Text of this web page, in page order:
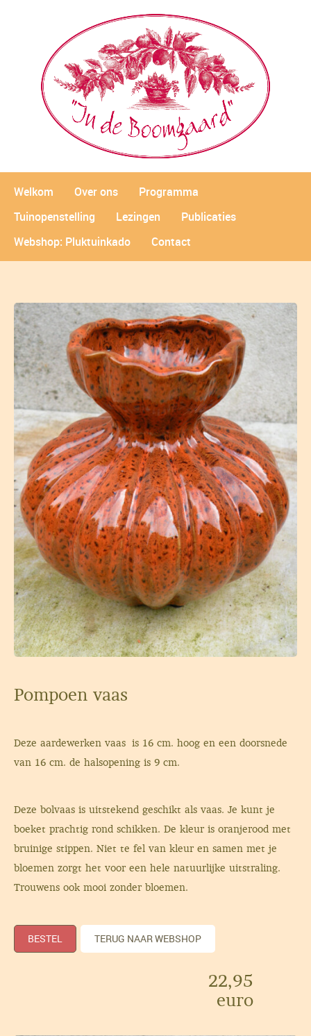
Welkom Over ons
Programma
Tuinopenstelling
Lezingen
Publicaties
Webshop: Pluktuinkado
Contact
Pompoen vaas
Deze aardewerken vaas is 16 cm. hoog en een doorsnede
van 16 cm. de halsopening is 9 cm.
Deze bolvaas is uitstekend geschikt als vaas. Je kunt je
boeket prachtig rond schikken. De kleur is oranjerood met
bruinige stippen. Niet te fel van kleur en samen met je
bloemen zorgt het voor een hele natuurlijke uitstraling.
Trouwens ook mooi zonder bloemen.
BESTEL TERUG NAAR WEBSHOP
22,95
euro